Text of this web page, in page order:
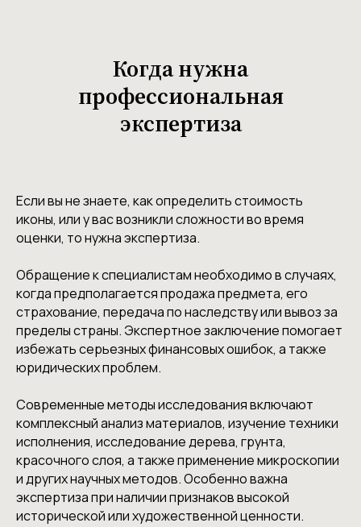
Когда нужна
профессиональная
экспертиза
Если вы не знаете, как определить стоимость
иконы, или у вас возникли сложности во время
оценки, то нужна экспертиза.
Обращение к специалистам необходимо в случаях,
когда предполагается продажа предмета, его
страхование, передача по наследству или вывоз за
пределы страны. Экспертное заключение помогает
избежать серьезных финансовых ошибок, а также
юридических проблем.
Современные методы исследования включают
комплексный анализ материалов, изучение техники
исполнения, исследование дерева, грунта,
красочного слоя, а также применение микроскопии
и других научных методов. Особенно важна
экспертиза при наличии признаков высокой
исторической или художественной ценности.